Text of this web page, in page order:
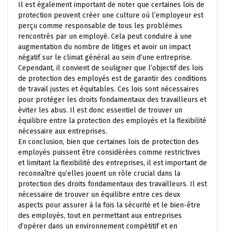
Il est également important de noter que certaines lois de
protection peuvent créer une culture où l’employeur est
perçu comme responsable de tous les problèmes
rencontrés par un employé. Cela peut conduire à une
augmentation du nombre de litiges et avoir un impact
négatif sur le climat général au sein d’une entreprise.
Cependant, il convient de souligner que l’objectif des lois
de protection des employés est de garantir des conditions
de travail justes et équitables. Ces lois sont nécessaires
pour protéger les droits fondamentaux des travailleurs et
éviter les abus. Il est donc essentiel de trouver un
équilibre entre la protection des employés et la flexibilité
nécessaire aux entreprises.
En conclusion, bien que certaines lois de protection des
employés puissent être considérées comme restrictives
et limitant la flexibilité des entreprises, il est important de
reconnaître qu’elles jouent un rôle crucial dans la
protection des droits fondamentaux des travailleurs. Il est
nécessaire de trouver un équilibre entre ces deux
aspects pour assurer à la fois la sécurité et le bien-être
des employés, tout en permettant aux entreprises
d’opérer dans un environnement compétitif et en